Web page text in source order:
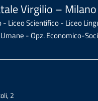
Virgilio – Milano
- Liceo Scientifico - Liceo
- Opz. Economico-
2